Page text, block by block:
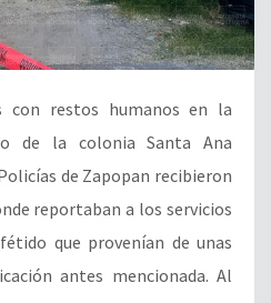
con restos humanos en la
de la colonia Santa Ana
de Zapopan recibieron
reportaban a los servicios
que provenían de unas
antes mencionada. Al